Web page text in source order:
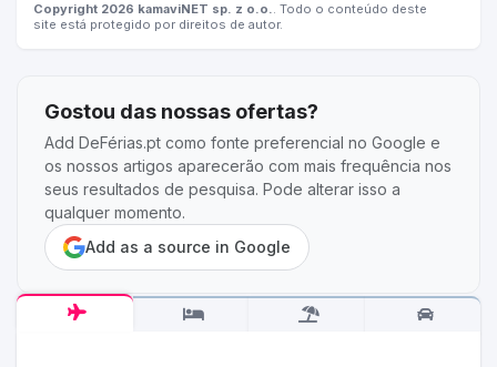
Copyright 2026 kamaviNET sp. z o.o.. Todo o conteúdo deste
site está protegido por direitos de autor.
Gostou das nossas ofertas?
Add DeFérias.pt como fonte preferencial no Google e
os nossos artigos aparecerão com mais frequência nos
seus resultados de pesquisa. Pode alterar isso a
qualquer momento.
Add as a source in Google